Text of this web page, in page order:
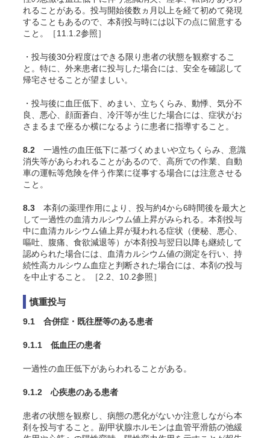
れることがある。投与開始後数ヵ月以上を経て初めて発現
することもあるので、本剤投与時には以下の点に留意する
こと。［11.1.2参照］
・投与後30分程度はできる限り患者の状態を観察するこ
と。特に、外来患者に投与した場合には、安全を確認して
帰宅させることが望ましい。
・投与後に血圧低下、めまい、立ちくらみ、動悸、気分不
良、悪心、顔面蒼白、冷汗等が生じた場合には、症状がお
さまるまで座るか横になるように患者に指導すること。
8.2 一過性の血圧低下に基づくめまいや立ちくらみ、意識
消失等があらわれることがあるので、高所での作業、自動
車の運転等危険を伴う作業に従事する場合には注意させる
こと。
8.3 本剤の薬理作用により、投与約4から6時間後を最大と
して一過性の血清カルシウム値上昇がみられる。本剤投与
中に血清カルシウム値上昇が疑われる症状（便秘、悪心、
嘔吐、腹痛、食欲減退等）が本剤投与翌日以降も継続して
認められた場合には、血清カルシウム値の測定を行い、持
続性高カルシウム血症と判断された場合には、本剤の投与
を中止すること。［2.2、10.2参照］
慎重投与
9.1 合併症・既往歴等のある患者
9.1.1 低血圧の患者
一過性の血圧低下があらわれることがある。
9.1.2 心疾患のある患者
患者の状態を観察し、病態の悪化がないか注意しながら本
剤を投与すること。副甲状腺ホルモンは血管平滑筋の弛緩